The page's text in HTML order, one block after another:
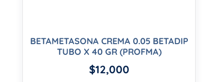
BETAMETASONA CREMA 0.05 BETADIP
TUBO X 40 GR (PROFMA)
$12,000